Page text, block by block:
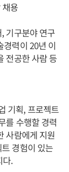
용
기구분야 연구
경력이 20년 이
전공한 사람 등
기획, 프로젝트
를 수행할 경력
사람에게 지원
경험이 있는
다.